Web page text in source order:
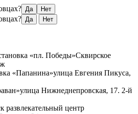
Да Нет
Да Нет
«пл. Победы»Сквирское
«Папанина»улица Евгения Пикуса,
улица Нижнеднепровская, 17. 2-й
развлекательный центр